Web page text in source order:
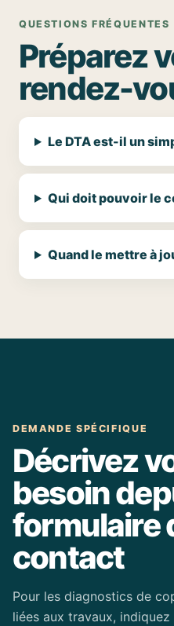
QUESTIONS FRÉQUENTES
Préparez
rendez-
Le DTA est-il un
Qui doit pouvoir le
Quand le mettre à
DEMANDE SPÉCIFIQUE
Décrivez
besoin
formulaire
contact
Pour les diagnostics de
liées aux travaux,